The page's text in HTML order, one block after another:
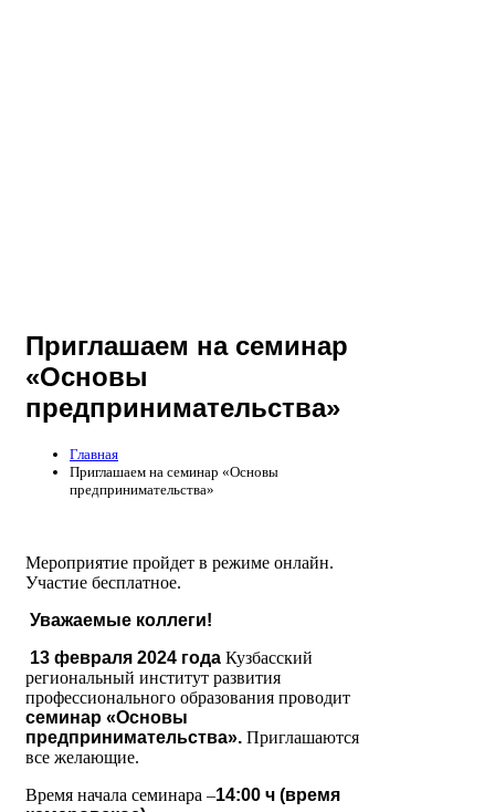
Приглашаем на семинар
«Основы
предпринимательства»
Главная
Приглашаем на семинар «Основы
предпринимательства»
Мероприятие пройдет в режиме онлайн.
Участие бесплатное.
Уважаемые коллеги!
13 февраля 2024 года Кузбасский
региональный институт развития
профессионального образования проводит
семинар «Основы
предпринимательства». Приглашаются
все желающие.
Время начала семинара –14:00 ч (время